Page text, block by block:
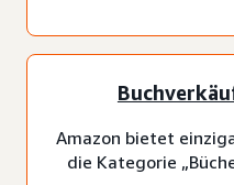
Amazon bietet
die Kategorie